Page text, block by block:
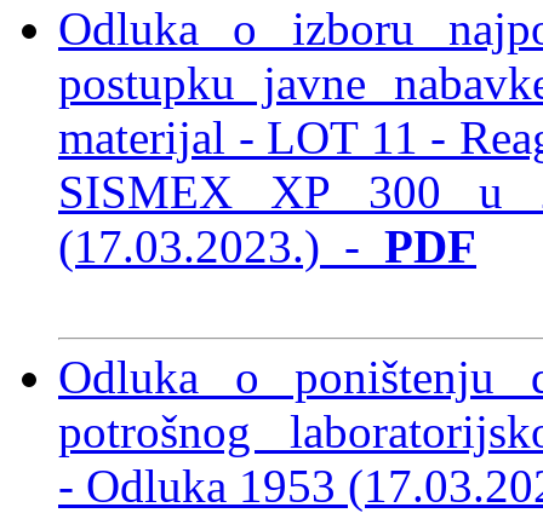
Odluka o izboru
postupku javne
materijal - LOT 11 -
SISMEX XP 300
(17.03.2023.) - PDF
Odluka o poništenju
potrošnog
- Odluka 1953